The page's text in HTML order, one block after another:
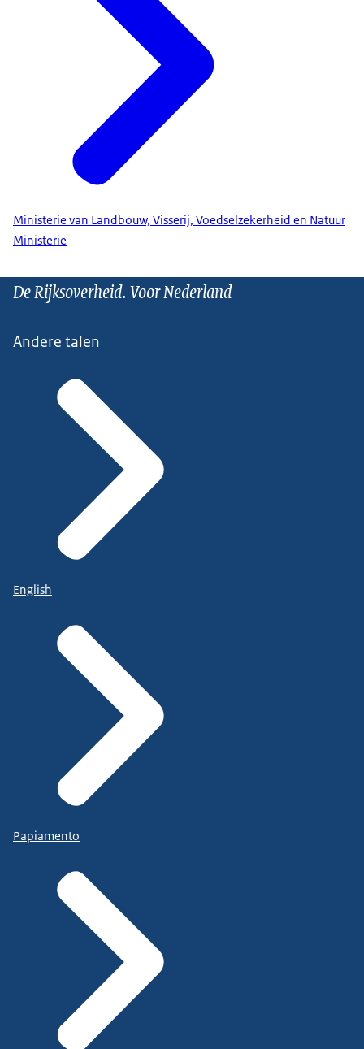
Ministerie van Landbouw, Visserij, Voedselzekerheid en Natuur
Ministerie
De Rijksoverheid. Voor Nederland
Andere talen
English
Papiamento